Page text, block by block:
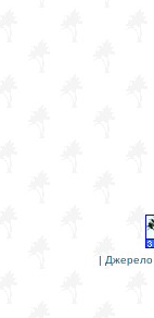
| Джерело